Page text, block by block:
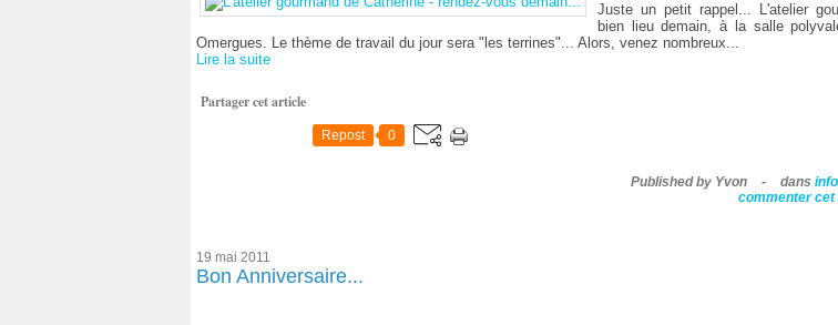
Juste un petit rappel... L'atelier
bien lieu demain, à la salle
Omergues. Le thème de travail du jour sera "les terrines"... Alors, venez nombreux...
Lire la suite
Partager cet article
Repost 0
Published by Yvon - dans
commenter cet
19 mai 2011
Bon Anniversaire...